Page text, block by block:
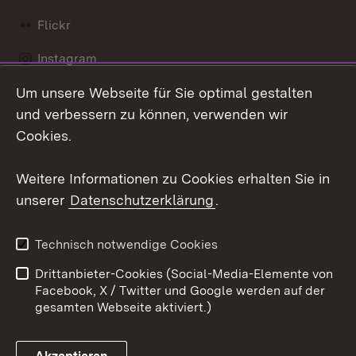
Flickr
Instagram
Social Wall
Barrierefreiheit
Benutzungshinweise
Impressum
Cookies
Um unsere Webseite für Sie optimal gestalten
und verbessern zu können, verwenden wir
Cookies.
Weitere Informationen zu Cookies erhalten Sie in
unserer Datenschutzerklärung.
Technisch notwendige Cookies
Drittanbieter-Cookies (Social-Media-Elemente von
Facebook, X / Twitter und Google werden auf der
gesamten Webseite aktiviert.)